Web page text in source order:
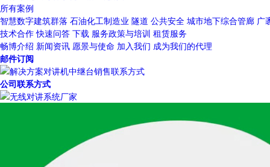
所有案例
智慧数字建筑群落 石油化工制造业 隧道 公共安全 城市地下综合管廊 广
技术合作 快速问答 下载 服务政策与培训 租赁服务
畅博介绍 新闻资讯 愿景与使命 加入我们 成为我们的代理
邮件订阅
公司联系方式